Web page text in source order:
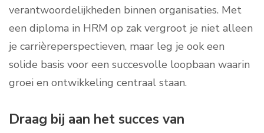
verantwoordelijkheden binnen organisaties. Met
een diploma in HRM op zak vergroot je niet alleen
je carrièreperspectieven, maar leg je ook een
solide basis voor een succesvolle loopbaan waarin
groei en ontwikkeling centraal staan.
Draag bij aan het succes van